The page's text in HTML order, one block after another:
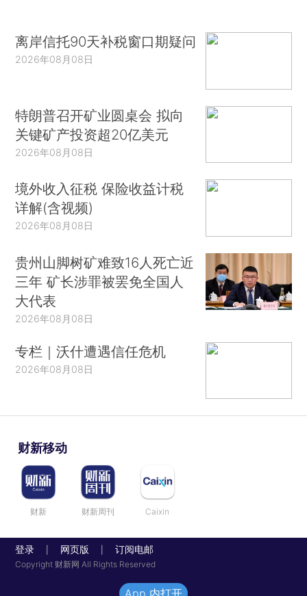
离岸信托90天补税窗口期疑问
2026年08月08日
特朗普召开矿业圆桌会 拟向
关键矿产投资超20亿美元
2026年08月08日
境外收入征税 保险收益计税
详解(含视频)
2026年08月08日
贵州山脚树矿难致16人死亡近
三年 矿长涉罪被罢免全国人
大代表
2026年08月08日
专栏｜沃什遭遇信任危机
2026年08月08日
财新移动
财新 财新周刊 Caixin
登录 网页版 订阅电邮
Copyright 财新网 All Rights Reserved
App 内打开